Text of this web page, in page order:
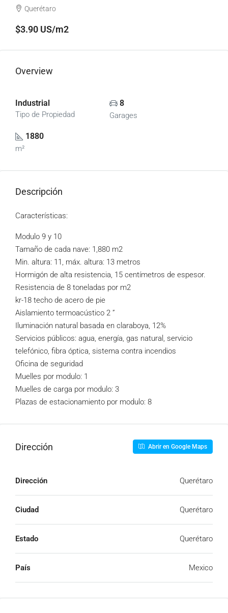
Querétaro
$3.90 US/m2
Overview
Industrial
Tipo de Propiedad
8
Garages
1880
m²
Descripción
Características:
Modulo 9 y 10
Tamaño de cada nave: 1,880 m2
Min. altura: 11, máx. altura: 13 metros
Hormigón de alta resistencia, 15 centímetros de espesor.
Resistencia de 8 toneladas por m2
kr-18 techo de acero de pie
Aislamiento termoacústico 2 ”
Iluminación natural basada en claraboya, 12%
Servicios públicos: agua, energía, gas natural, servicio
telefónico, fibra óptica, sistema contra incendios
Oficina de seguridad
Muelles por modulo: 1
Muelles de carga por modulo: 3
Plazas de estacionamiento por modulo: 8
Dirección Abrir en Google Maps
Dirección Querétaro
Ciudad Querétaro
Estado Querétaro
País Mexico